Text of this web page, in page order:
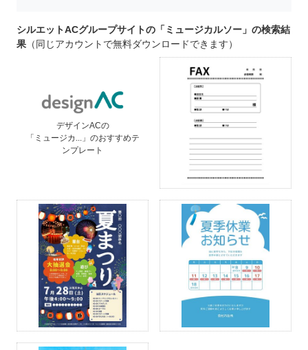
シルエットACグループサイトの「ミュージカルソー」の検索結
果 （同じアカウントで無料ダウンロードできます）
デザインACの
「ミュージカ...」のおすすめテ
ンプレート